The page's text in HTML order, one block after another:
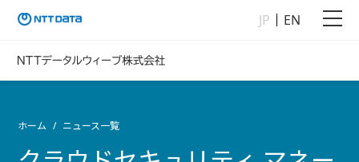
JP EN
ホーム ニュース一覧